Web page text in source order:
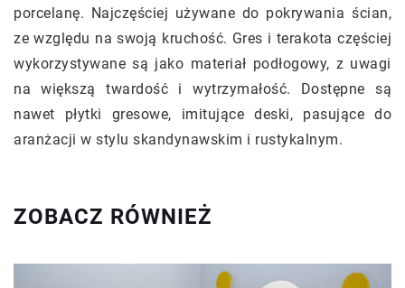
porcelanę. Najczęściej używane do pokrywania ścian,
ze względu na swoją kruchość. Gres i terakota częściej
wykorzystywane są jako materiał podłogowy, z uwagi
na większą twardość i wytrzymałość. Dostępne są
nawet płytki gresowe, imitujące deski, pasujące do
aranżacji w stylu skandynawskim i rustykalnym.
ZOBACZ RÓWNIEŻ